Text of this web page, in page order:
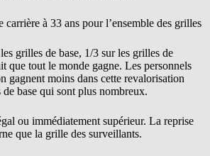
carrière à 33 ans pour l’ensemble des grilles
grilles de base, 1/3 sur les grilles de
que tout le monde gagne. Les personnels
gagnent moins dans cette revalorisation
base qui sont plus nombreux.
ou immédiatement supérieur. La reprise
que la grille des surveillants.